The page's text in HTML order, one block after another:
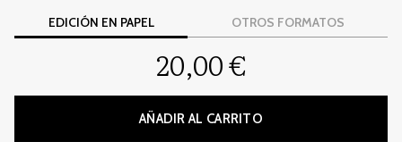
EDICIÓN EN PAPEL OTROS FORMATOS
20,00 €
AÑADIR AL CARRITO